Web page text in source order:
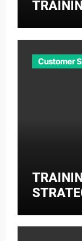
Customer